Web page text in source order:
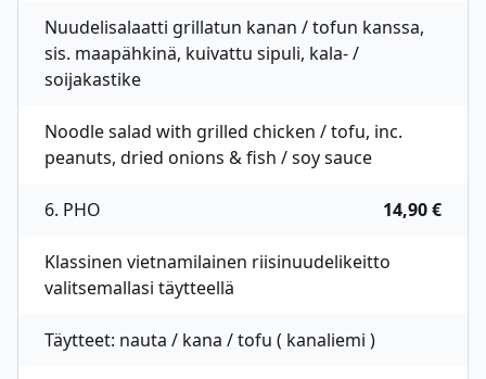
Nuudelisalaatti grillatun kanan / tofun kanssa,
sis. maapähkinä, kuivattu sipuli, kala- /
soijakastike
Noodle salad with grilled chicken / tofu, inc.
peanuts, dried onions & fish / soy sauce
6. PHO 14,90 €
Klassinen vietnamilainen riisinuudelikeitto
valitsemallasi täytteellä
Täytteet: nauta / kana / tofu ( kanaliemi )